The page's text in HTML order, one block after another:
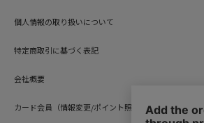
個人情報の取り扱いについて
特定商取引に基づく表記
会社概要
カード会員（情報変更/ポイント照会）